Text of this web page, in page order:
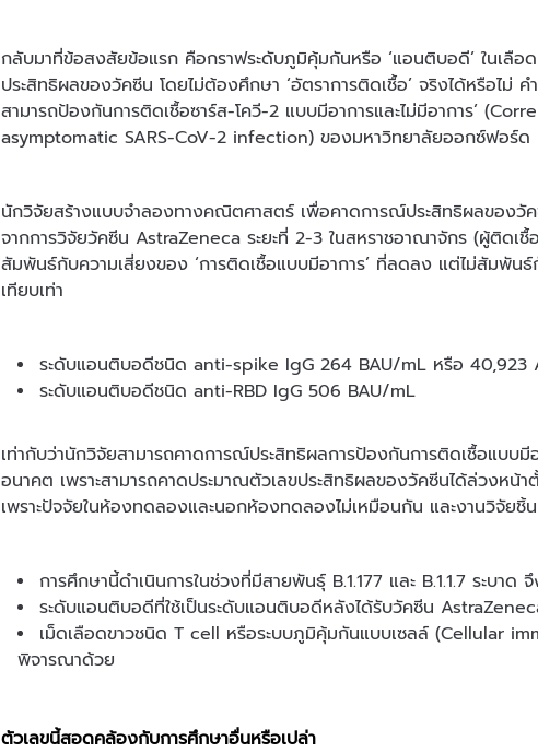
กลับมาที่ข้อสงสัยข้อแรก คือกราฟระดับภูมิคุ้มกันหรือ ‘แอนติบอดี’ ในเลือ
ประสิทธิผลของวัคซีน โดยไม่ต้องศึกษา ‘อัตราการติดเชื้อ’ จริงได้หรือไ
สามารถป้องกันการติดเชื้อซาร์ส-โควี-2 แบบมีอาการและไม่มีอาการ’
asymptomatic SARS-CoV-2 infection) ของมหาวิทยาลัยออกซ์ฟอร์ด
นักวิจัยสร้างแบบจำลองทางคณิตศาสตร์ เพื่อคาดการณ์ประสิทธิผลของวั
จากการวิจัยวัคซีน AstraZeneca ระยะที่ 2-3 ในสหราชอาณาจักร (ผู้ติดเ
สัมพันธ์กับความเสี่ยงของ ‘การติดเชื้อแบบมีอาการ’ ที่ลดลง แต่ไม่สัมพัน
เทียบเท่า
ระดับแอนติบอดีชนิด anti-spike IgG 264 BAU/mL หรือ 40,923
ระดับแอนติบอดีชนิด anti-RBD IgG 506 BAU/mL
เท่ากับว่านักวิจัยสามารถคาดการณ์ประสิทธิผลการป้องกันการติดเชื้อแบ
อนาคต เพราะสามารถคาดประมาณตัวเลขประสิทธิผลของวัคซีนได้ล่วงหน้
เพราะปัจจัยในห้องทดลองและนอกห้องทดลองไม่เหมือนกัน และงานวิจัย
การศึกษานี้ดำเนินการในช่วงที่มีสายพันธุ์ B.1.177 และ B.1.1.7 ระบา
ระดับแอนติบอดีที่ใช้เป็นระดับแอนติบอดีหลังได้รับวัคซีน
เม็ดเลือดขาวชนิด T cell หรือระบบภูมิคุ้มกันแบบเซลล์ (Cellular
พิจารณาด้วย
ตัวเลขนี้สอดคล้องกับการศึกษาอื่นหรือเปล่า